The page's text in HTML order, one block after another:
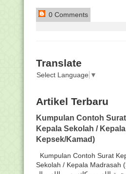
0 Comments
Translate
Select Language ▼
Artikel Terbaru
Kumpulan Contoh
Kepala Sekolah /
Kepsek/Kamad)
Kumpulan Contoh Surat
Sekolah / Kepala Madrasah